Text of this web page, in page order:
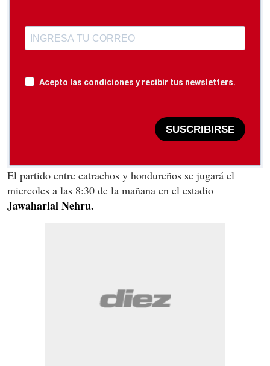
Acepto las condiciones y recibir tus newsletters.
SUSCRIBIRSE
El partido entre catrachos y hondureños se jugará el
miercoles a las 8:30 de la mañana en el estadio
Jawaharlal Nehru.